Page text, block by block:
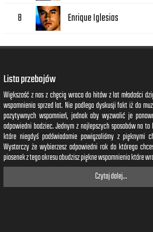
8 Enrique Iglesias
Lista przebojów
Większość z nas z chęcią wraca do hitów z lat młodości
wspomnienia sprzed lat. Nie podlega dyskusji fakt iż do
pozytywnych wspomnień, jednak aby wyzwolić je
odpowiedni bodziec. Jednym z najlepszych sposobów na
które niegdyś podświadomie powiązaliśmy z pięknymi
Wystarczy że wybierzesz odpowiedni rok do którego
piosenek z tego okresu obudzisz piękne wspomnienia które
Czytaj dalej...